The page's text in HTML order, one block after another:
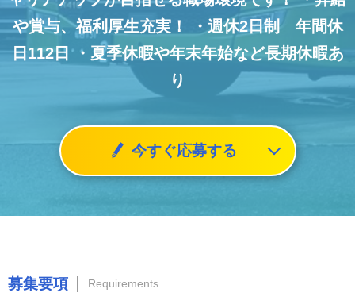
や賞与、福利厚生充実！
・週休2日制 年間休
日112日 ・夏季休暇や年末年始など長期休暇あ
り
今すぐ応募する
募集要項 Requirements